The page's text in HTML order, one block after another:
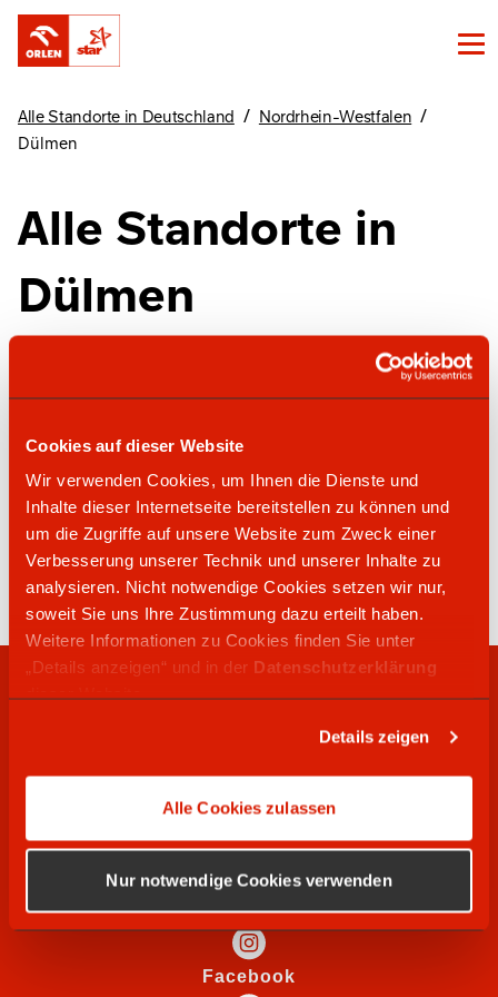
Cookies auf dieser Website
Wir verwenden Cookies, um Ihnen die Dienste und
Inhalte dieser Internetseite bereitstellen zu können und
um die Zugriffe auf unsere Website zum Zweck einer
Verbesserung unserer Technik und unserer Inhalte zu
analysieren. Nicht notwendige Cookies setzen wir nur,
soweit Sie uns Ihre Zustimmung dazu erteilt haben.
Weitere Informationen zu Cookies finden Sie unter
„Details anzeigen“ und in der Datenschutzerklärung
dieser Website.
Details zeigen
Alle Cookies zulassen
Nur notwendige Cookies verwenden
Alle Standorte in Deutschland / Nordrhein-Westfalen /
Dülmen
Alle Standorte in
Dülmen
Finde unsere Standorte in Dülmen hier
star Tankstelle
02594 5998
Münsterstraße 106
48249
Dülmen
RECHTLICHES
WIR SUCHEN
SOCIAL MEDIA
Instagram
Facebook